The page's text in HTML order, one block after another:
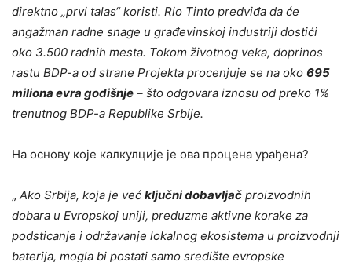
direktno „prvi talas“ koristi. Rio Tinto predviđa da će
angažman radne snage u građevinskoj industriji dostići
oko 3.500 radnih mesta. Tokom životnog veka, doprinos
rastu BDP-a od strane Projekta procenjuje se na oko 695
miliona evra godišnje – što odgovara iznosu od preko 1%
trenutnog BDP-a Republike Srbije.
На основу које калкулције је ова процена урађена?
„ Ako Srbija, koja je već ključni dobavljač proizvodnih
dobara u Evropskoj uniji, preduzme aktivne korake za
podsticanje i održavanje lokalnog ekosistema u proizvodnji
baterija, mogla bi postati samo središte evropske